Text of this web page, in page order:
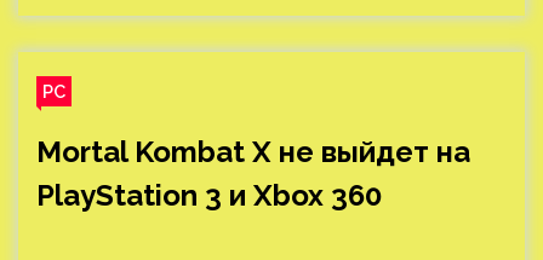
PC
Mortal Kombat X не выйдет на
PlayStation 3 и Xbox 360